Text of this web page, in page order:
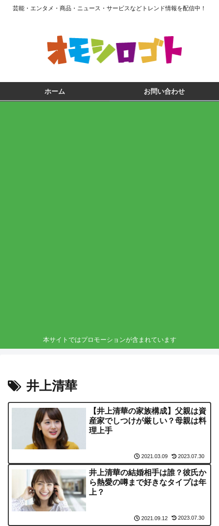
芸能・エンタメ・商品・ニュース・サービスなどトレンド情報を配信中！
ホーム お問い合わせ
本サイトではプロモーションが含まれています
井上清華
【井上清華の家族構成】父親は資
産家でしつけが厳しい？母親は料
理上手
2021.03.09 2023.07.30
井上清華の結婚相手は誰？彼氏か
ら熱愛の噂まで好きなタイプは年
上？
2021.09.12 2023.07.30